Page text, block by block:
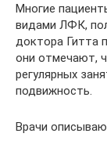
Многие
видами ЛФК,
доктора Гитта
они отмечают,
регулярных
подвижность.
Врачи